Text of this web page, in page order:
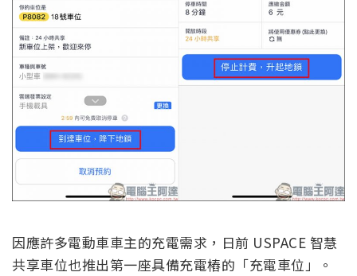
因應許多電動車車主的充電需求，日前 USPACE 智慧
共享車位也推出第一座具備充電樁的「充電車位」。